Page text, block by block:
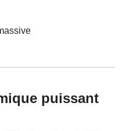
puissant